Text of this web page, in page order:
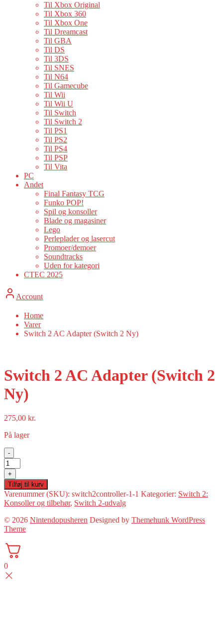
Til Xbox Original
Til Xbox 360
Til Xbox One
Til Dreamcast
Til GBA
Til DS
Til 3DS
Til SNES
Til N64
Til Gamecube
Til Wii
Til Wii U
Til Switch
Til Switch 2
Til PS1
Til PS2
Til PS4
Til PSP
Til Vita
PC
Andet
Final Fantasy TCG
Funko POP!
Spil og konsoller
Blade og magasiner
Lego
Perleplader og lasercut
Promoer/demoer
Soundtracks
Uden for kategori
CTEC 2025
Account
Home
Varer
Switch 2 AC Adapter (Switch 2 Ny)
Switch 2 AC Adapter (Switch 2
Ny)
275,00 kr.
På lager
-
Switch
2
AC
Adapter
(Switch
2
Ny)
antal
+
Tilføj til kurv
Varenummer (SKU): switch2controller-1-1 Kategorier: Switch 2:
Konsoller og tilbehør, Switch 2-udvalg
© 2026 Nintendopusheren Designed by Themehunk WordPress
Theme
0